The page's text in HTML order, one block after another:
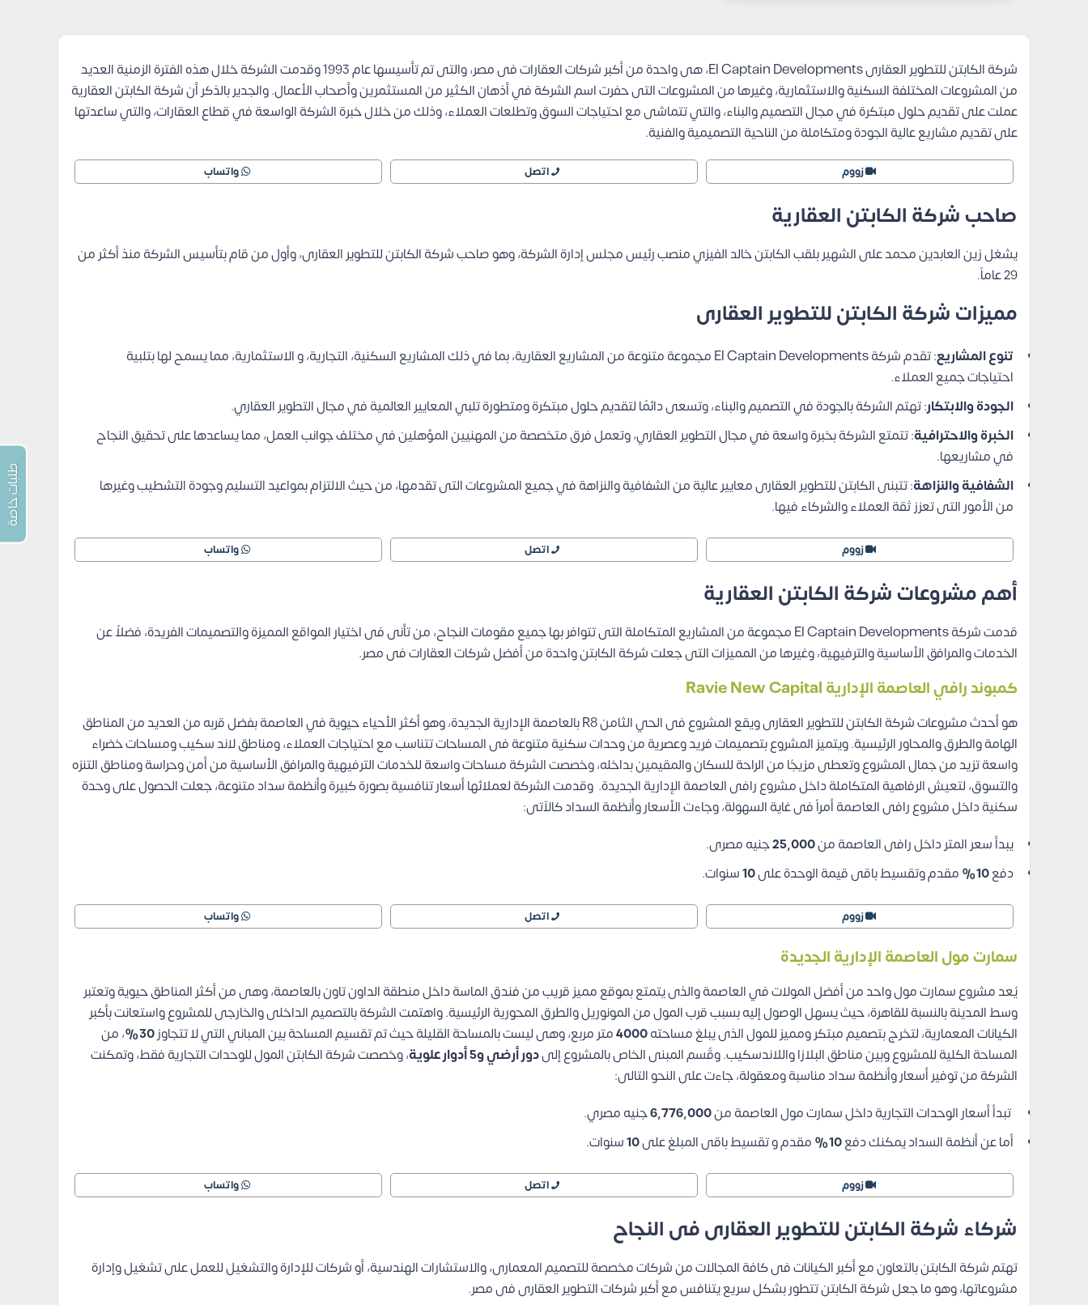
شركة الكابتن للتطوير العقارى El Captain Developments، هى واحدة من أكبر شركات العقارات فى مصر، والتى تم تأسيسها عام 1993 وقدمت الشركة خلال هذه الفترة الزمنية العديد
من المشروعات المختلفة السكنية والاستثمارية، وغيرها من المشروعات التى حفرت اسم الشركة في أذهان الكثير من المستثمرين وأصحاب الأعمال.والجدير بالذكر أن شركة الكابتن العقارية
عملت على تقديم حلول مبتكرة في مجال التصميم والبناء، والتي تتماشى مع احتياجات السوق وتطلعات العملاء، وذلك من خلال خبرة الشركة الواسعة في قطاع العقارات، والتي ساعدتها
على تقديم مشاريع عالية الجودة ومتكاملة من الناحية التصميمية والفنية.
زووم اتصل واتساب
صاحب شركة الكابتن العقارية
يشغل زين العابدين محمد على الشهير بلقب الكابتن خالد الفيزي منصب رئيس مجلس إدارة الشركة، وهو صاحب شركة الكابتن للتطوير العقارى، وأول من قام بتأسيس الشركة منذ أكثر من
29 عاماً.
مميزات شركة الكابتن للتطوير العقارى
تنوع المشاريع
: تقدم شركة El Captain Developments مجموعة متنوعة من المشاريع العقارية، بما في ذلك المشاريع السكنية، التجارية، و الاستثمارية، مما يسمح لها بتلبية
احتياجات جميع العملاء.
الجودة والابتكار: تهتم الشركة بالجودة في التصميم والبناء، وتسعى دائمًا لتقديم حلول مبتكرة ومتطورة تلبي المعايير العالمية في مجال التطوير العقاري.
الخبرة والاحترافية: تتمتع الشركة بخبرة واسعة في مجال التطوير العقاري، وتعمل فرق متخصصة من المهنيين المؤهلين في مختلف جوانب العمل، مما يساعدها على تحقيق النجاح
في مشاريعها.
الشفافية والنزاهة: تتبنى الكابتن للتطوير العقارى معايير عالية من الشفافية والنزاهة في جميع المشروعات التى تقدمها، من حيث الالتزام بمواعيد التسليم وجودة التشطيب وغيرها
من الأمور التى تعزز ثقة العملاء والشركاء فيها.
زووم اتصل واتساب
أهم مشروعات شركة الكابتن العقارية
قدمت شركة El Captain Developments مجموعة من المشاريع المتكاملة التى تتوافر بها جميع مقومات النجاح، من تأنى فى اختيار المواقع المميزة والتصميمات الفريدة، فضلاً عن
الخدمات والمرافق الأساسية والترفيهية، وغيرها من المميزات التى جعلت شركة الكابتن واحدة من أفضل شركات العقارات فى مصر.
كمبوند رافي العاصمة الإدارية
هو أحدث مشروعات شركة الكابتن للتطوير العقارى ويقع المشروع فى الحي الثامن R8 بالعاصمة الإدارية الجديدة، وهو أكثر الأحياء حيوية في العاصمة بفضل قربه من العديد من المناطق
الهامة والطرق والمحاور الرئيسية.ويتميز المشروع بتصميمات فريد وعصرية من وحدات سكنية متنوعة فى المساحات تتناسب مع احتياجات العملاء، ومناطق لاند سكيب ومساحات خضراء
واسعة تزيد من جمال المشروع وتعطى مزيجًا من الراحة للسكان والمقيمين بداخله، وخصصت الشركة مساحات واسعة للخدمات الترفيهية والمرافق الأساسية من أمن وحراسة ومناطق التنزه
والتسوق، لتعيش الرفاهية المتكاملة داخل مشروع رافى العاصمة الإدارية الجديدة. وقدمت الشركة لعملائها أسعار تنافسية بصورة كبيرة وأنظمة سداد متنوعة، جعلت الحصول على وحدة
سكنية داخل مشروع رافى العاصمة أمراً فى غاية السهولة، وجاءت الأسعار وأنظمة السداد كالآتى:
يبدأ سعر المتر داخل رافى العاصمة من25,000جنيه مصرى.
دفع10% مقدم وتقسيط باقى قيمة الوحدة على10سنوات.
زووم اتصل واتساب
سمارت مول العاصمة الإدارية الجديدة
يُعد مشروع سمارت مول واحد من أفضل المولات في العاصمة والذى يتمتع بموقع مميز قريب من فندق الماسة داخل منطقة الداون تاون بالعاصمة، وهى من أكثر المناطق حيوية وتعتبر
وسط المدينة بالنسبة للقاهرة، حيث يسهل الوصول إليه بسبب قرب المول من المونوريل والطرق المحورية الرئيسية.واهتمت الشركة بالتصميم الداخلى والخارجى للمشروع واستعانت بأكبر
الكيانات المعمارية، لتخرج بتصميم مبتكر ومميز للمول الذى يبلغ مساحته4000متر مربع، وهى ليست بالمساحة القليلة حيث تم تقسيم المساحة بين المباني التي لا تتجاوز30%
، من
المساحة الكلية للمشروع وبين مناطق البلازا واللاندسكيب.وقُسم المبنى الخاص بالمشروع إلىدور أرضي و5 أدوار علوية
، وخصصت شركة الكابتن المول للوحدات التجارية فقط، وتمكنت
الشركة من توفير أسعار وأنظمة سداد مناسبة ومعقولة، جاءت على النحو التالى:
تبدأ أسعار الوحدات التجارية داخل سمارت مول العاصمة من6,776,000جنيه مصري.
أما عن أنظمة السداد يمكنك دفع10% مقدم و تقسيط باقى المبلغ على10سنوات.
زووم اتصل واتساب
شركاء شركة الكابتن للتطوير العقارى فى النجاح
تهتم شركة الكابتن بالتعاون مع أكبر الكيانات فى كافة المجالات من شركات مخصصة للتصميم المعمارى، والاستشارات الهندسية، أو شركات للإدارة والتشغيل للعمل على تشغيل وإدارة
مشروعاتها، وهو ما جعل شركة الكابتن تتطور بشكل سريع يتنافس مع أكبر شركات التطوير العقارى فى مصر.
طلبات خاصة